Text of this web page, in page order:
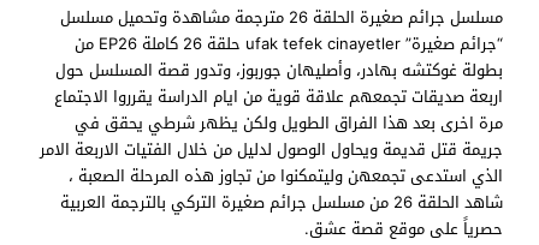
مسلسل جرائم صغيرة الحلقة 26 مترجمة مشاهدة وتحميل مسلسل
“جرائم صغيرة” ufak tefek cinayetler حلقة 26 كاملة EP26 من
بطولة غوكتشه بهادر، وأصليهان جوربوز، وتدور قصة المسلسل حول
اربعة صديقات تجمعهم علاقة قوية من ايام الدراسة يقرروا الاجتماع
مرة اخرى بعد هذا الفراق الطويل ولكن يظهر شرطي يحقق في
جريمة قتل قديمة ويحاول الوصول لدليل من خلال الفتيات الاربعة الامر
الذي استدعى تجمعهن وليتمكنوا من تجاوز هذه المرحلة الصعبة ،
شاهد الحلقة 26 من مسلسل جرائم صغيرة التركي بالترجمة العربية
حصرياً على موقع قصة عشق.